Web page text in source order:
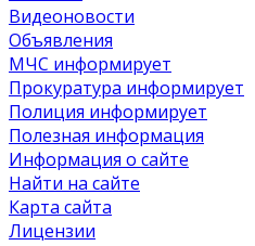
Видеоновости
Объявления
МЧС информирует
Прокуратура информирует
Полиция информирует
Полезная информация
Информация о сайте
Найти на сайте
Карта сайта
Лицензии